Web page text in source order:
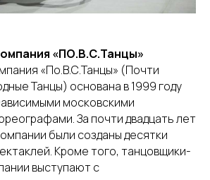
«ПО.В.С.Танцы»
«По.В.С.Танцы» (Почти
Танцы) основана в 1999 году
московскими
За почти двадцать лет
были созданы десятки
Кроме того, танцовщики-
выступают с